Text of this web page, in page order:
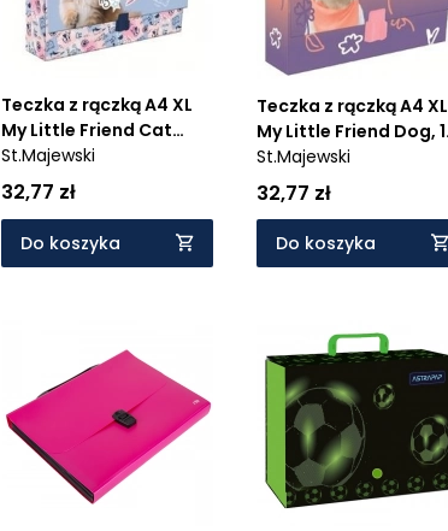
Teczka z rączką A4 XL
My Little Friend Cat
Pastel, 1 szt
St.Majewski
32,77 zł
Do koszyka
Teczka z rączką A4 XL
My Little Friend Dog, 1
szt
St.Majewski
32,77 zł
Do koszyka